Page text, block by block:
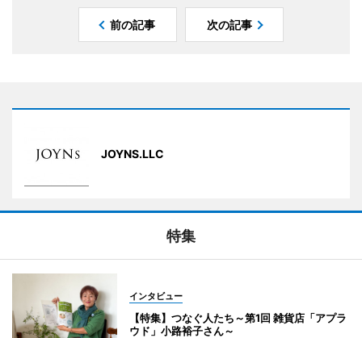
前の記事 次の記事
JOYNS.LLC
特集
インタビュー
【特集】つなぐ人たち～第1回 雑貨店「アプラ
ウド」小路裕子さん～